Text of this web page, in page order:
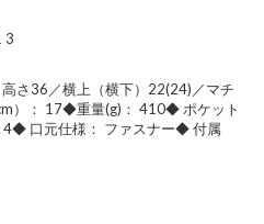
3
さ36／横上（横下）22(24)／マチ
）： 17◆重量(g)： 410◆ ポケット
4◆ 口元仕様： ファスナー◆ 付属